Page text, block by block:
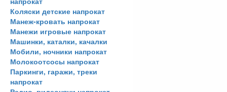
Коляски детские напрокат
Манеж-кровать напрокат
Манежи игровые напрокат
Машинки, каталки, качалки
Мобили, ночники напрокат
Молокоотсосы напрокат
Паркинги, гаражи, треки
напрокат